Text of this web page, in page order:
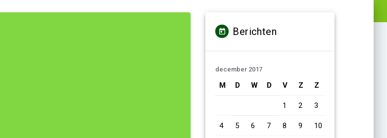
Berichten
december 2017
M D W D V Z Z
1 2 3
4 5 6 7 8 9 10